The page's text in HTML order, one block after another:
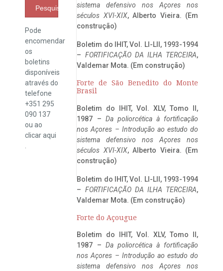
Pesquisar
Pode
encomendar
os
boletins
disponíveis
através do
telefone
+351 295
090 137
ou ao
clicaraqui
sistema defensivo nos Açores nos
séculos XVI-XIX, Alberto Vieira. (Em
construção)
Boletim do IHIT, Vol. LI-LII, 1993-1994
– FORTIFICAÇÃO DA ILHA TERCEIRA,
Valdemar Mota. (Em construção)
Forte de São Benedito do Monte
Brasil
Boletim do IHIT, Vol. XLV, Tomo II,
1987 – Da poliorcética à fortificação
nos Açores – Introdução ao estudo do
sistema defensivo nos Açores nos
séculos XVI-XIX, Alberto Vieira. (Em
construção)
Boletim do IHIT, Vol. LI-LII, 1993-1994
– FORTIFICAÇÃO DA ILHA TERCEIRA,
Valdemar Mota. (Em construção)
Forte do Açougue
Boletim do IHIT, Vol. XLV, Tomo II,
1987 – Da poliorcética à fortificação
nos Açores – Introdução ao estudo do
sistema defensivo nos Açores nos